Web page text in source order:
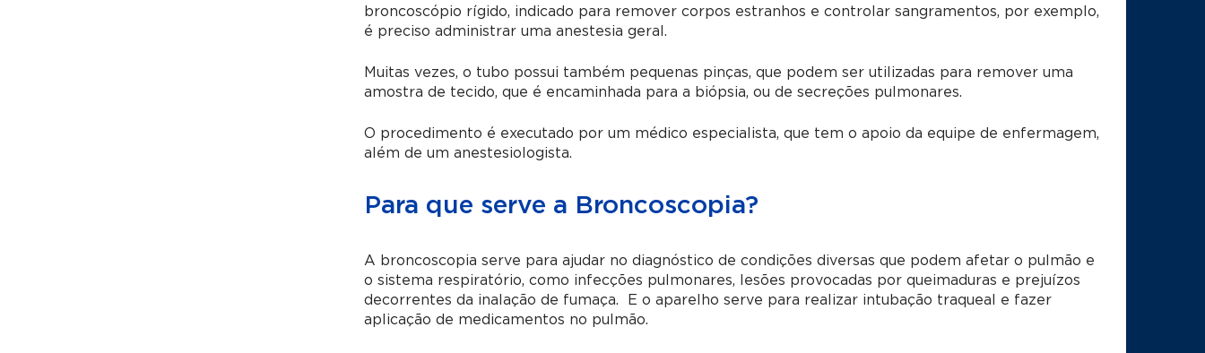
broncoscópio rígido, indicado para remover corpos estranhos e controlar sangramentos, por exemplo,
é preciso administrar uma anestesia geral.
Muitas vezes, o tubo possui também pequenas pinças, que podem ser utilizadas para remover uma
amostra de tecido, que é encaminhada para a biópsia, ou de secreções pulmonares.
O procedimento é executado por um médico especialista, que tem o apoio da equipe de enfermagem,
além de um anestesiologista.
Para que serve a Broncoscopia?
A broncoscopia serve para ajudar no diagnóstico de condições diversas que podem afetar o pulmão e
o sistema respiratório, como infecções pulmonares, lesões provocadas por queimaduras e prejuízos
decorrentes da inalação de fumaça. E o aparelho serve para realizar intubação traqueal e fazer
aplicação de medicamentos no pulmão.